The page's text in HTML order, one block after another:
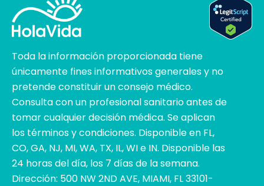
Toda la información proporcionada tiene
únicamente fines informativos generales y no
pretende constituir un consejo médico.
Consulta con un profesional sanitario antes de
tomar cualquier decisión médica. Se aplican
los términos y condiciones. Disponible en FL,
CO, GA, NJ, MI, WA, TX, IL, WI e IN. Disponible las
24 horas del día, los 7 días de la semana.
Dirección: 500 NW 2ND AVE, MIAMI, FL 33101-